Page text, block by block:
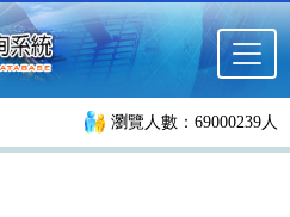
瀏覽人數：69000239人